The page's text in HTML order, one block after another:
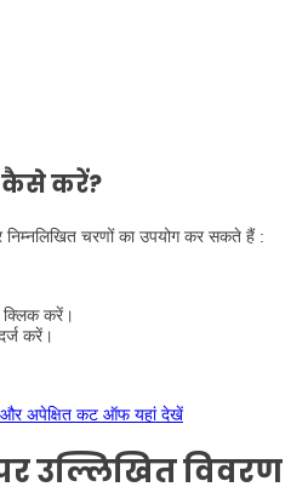
कैसे करें?
चरणों का उपयोग कर सकते हैं :
क्लिक करें।
करें।
अपेक्षित कट ऑफ यहां देखें
उल्लिखित विवरण